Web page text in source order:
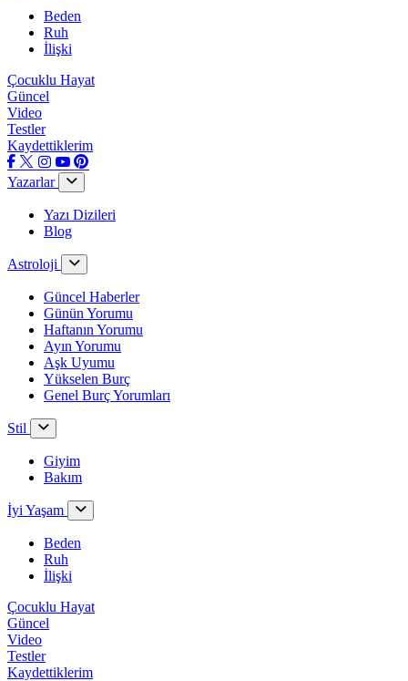
Beden
Ruh
İlişki
Çocuklu Hayat
Güncel
Video
Testler
Kaydettiklerim
Yazarlar
Yazı Dizileri
Blog
Astroloji
Güncel Haberler
Günün Yorumu
Haftanın Yorumu
Ayın Yorumu
Aşk Uyumu
Yükselen Burç
Genel Burç Yorumları
Stil
Giyim
Bakım
İyi Yaşam
Beden
Ruh
İlişki
Çocuklu Hayat
Güncel
Video
Testler
Kaydettiklerim